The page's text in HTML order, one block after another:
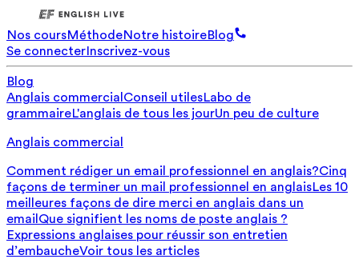
Nos coursMéthodeNotre histoireBlog
Se connecterInscrivez-vous
Blog
Anglais commercial Conseil utilesLabo de
grammaireL'anglais de tous les jourUn peu de culture
Anglais commercial
Comment rédiger un email professionnel en anglais?Cinq
façons de terminer un mail professionnel en anglaisLes 10
meilleures façons de dire merci en anglais dans un
email Que signifient les noms de poste anglais ?
Expressions anglaises pour réussir son entretien
d’embaucheVoir tous les articles